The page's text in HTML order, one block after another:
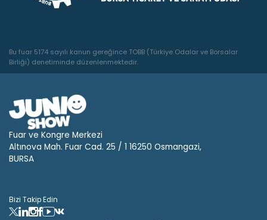
Bu fuar 5174 sayılı kanun gereğince TOBB (Türkiye Odalar ve Borsalar
Birliği) denetiminde düzenlenmektedir.
Fuar ve Kongre Merkezi
Altınova Mah. Fuar Cad. 25 / 1 16250 Osmangazi,
BURSA
Bizi Takip Edin